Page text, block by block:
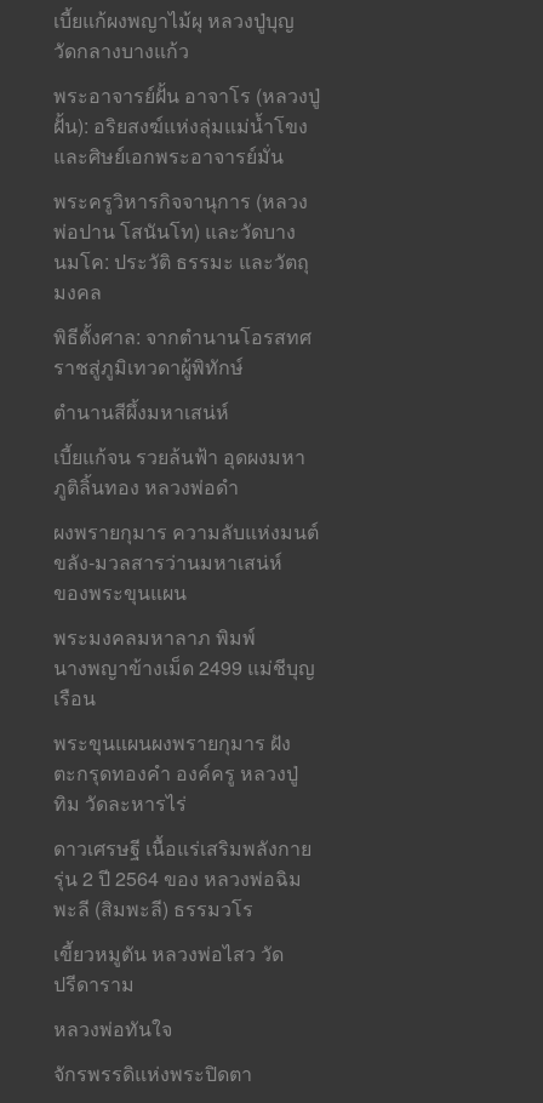
เบี้ยแก้ผงพญาไม้ผุ หลวงปู่บุญ
วัดกลางบางแก้ว
พระอาจารย์ฝั้น อาจาโร (หลวงปู่
ฝั้น): อริยสงฆ์แห่งลุ่มแม่น้ำโขง
และศิษย์เอกพระอาจารย์มั่น
พระครูวิหารกิจจานุการ (หลวง
พ่อปาน โสนันโท) และวัดบาง
นมโค: ประวัติ ธรรมะ และวัตถุ
มงคล
พิธีตั้งศาล: จากตำนานโอรสทศ
ราชสู่ภูมิเทวดาผู้พิทักษ์
ตำนานสีผึ้งมหาเสน่ห์
เบี้ยแก้จน รวยล้นฟ้า อุดผงมหา
ภูติลิ้นทอง หลวงพ่อดำ
ผงพรายกุมาร ความลับแห่งมนต์
ขลัง-มวลสารว่านมหาเสน่ห์
ของพระขุนแผน
พระมงคลมหาลาภ พิมพ์
นางพญาข้างเม็ด 2499 แม่ชีบุญ
เรือน
พระขุนแผนผงพรายกุมาร ฝัง
ตะกรุดทองคำ องค์ครู หลวงปู่
ทิม วัดละหารไร่
ดาวเศรษฐี เนื้อแร่เสริมพลังกาย
รุ่น 2 ปี 2564 ของ หลวงพ่อฉิม
พะลี (สิมพะลี) ธรรมวโร
เขี้ยวหมูตัน หลวงพ่อไสว วัด
ปรีดาราม
หลวงพ่อทันใจ
จักรพรรดิแห่งพระปิดตา